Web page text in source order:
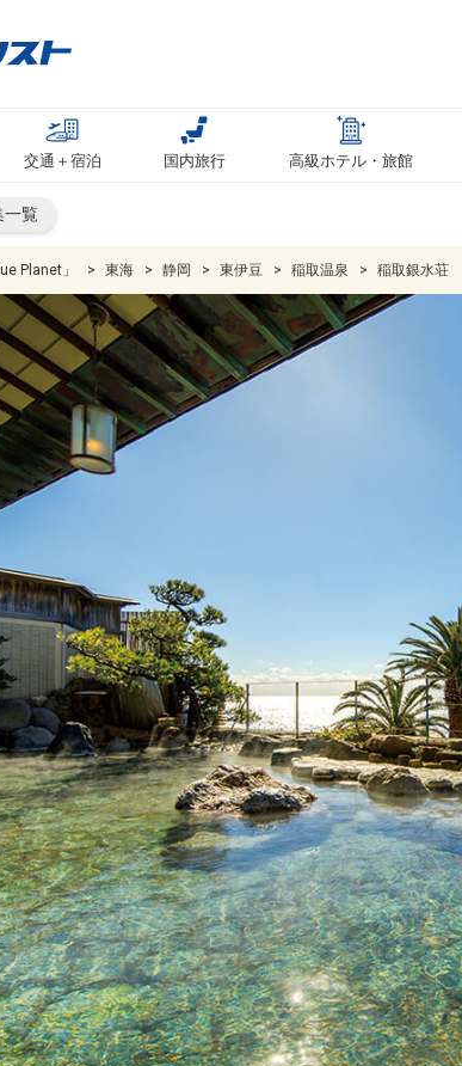
交通＋宿泊 国内旅行 高級ホテル・旅館
一覧
Planet」 東海 静岡 東伊豆 稲取温泉 稲取銀水荘